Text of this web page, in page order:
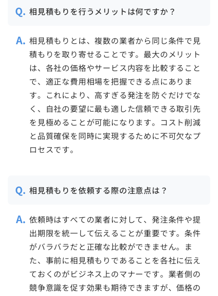
相見積もりを行うメリットは何ですか？
相見積もりとは、複数の業者から同じ条件で見
積もりを取り寄せることです。最大のメリット
は、各社の価格やサービス内容を比較すること
で、適正な費用相場を把握できる点にありま
す。これにより、高すぎる発注を防ぐだけでな
く、自社の要望に最も適した信頼できる取引先
を見極めることが可能になります。コスト削減
と品質確保を同時に実現するために不可欠なプ
ロセスです。
相見積もりを依頼する際の注意点は？
依頼時はすべての業者に対して、発注条件や提
出期限を統一して伝えることが重要です。条件
がバラバラだと正確な比較ができません。ま
た、事前に相見積もりであることを各社に伝え
ておくのがビジネス上のマナーです。業者側の
競争意識を促す効果も期待できますが、価格の